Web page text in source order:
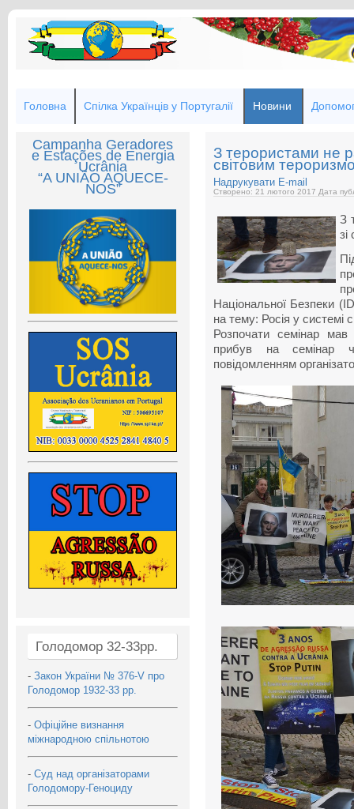
Головна Спілка Українців у Португалії Новини
Campanha Geradores
e Estações de Energia
Ucrânia
“A UNIÃO AQUECE-
NOS”
Голодомор 32-33рр.
- Закон України № 376-V про
Голодомор 1932-33 рр.
- Офіційне визнання
міжнародною спільнотою
- Суд над організаторами
Голодомору-Геноциду
З терористами не
світовим
Надрукувати E-mail
Створено: 21 лютого 2017 Дата
З
зі
Національної Безпеки
на тему: Росія у системі
Розпочати семінар
прибув на семінар
повідомленням